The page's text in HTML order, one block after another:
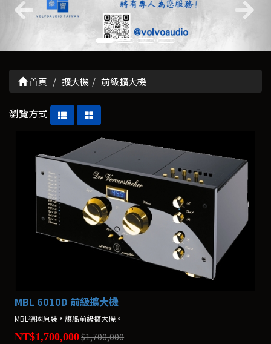
首頁 擴大機 前級擴大機
瀏覽方式
MBL 6010D 前級擴大機
MBL德國原裝，旗艦前級擴大機。
NT$1,700,000$1,700,000